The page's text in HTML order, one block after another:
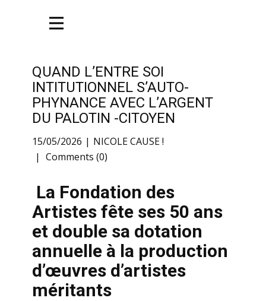
QUAND L’ENTRE SOI
INTITUTIONNEL S’AUTO-
PHYNANCE AVEC L’ARGENT
DU PALOTIN -CITOYEN
15/05/2026
NICOLE CAUSE !
Comments (0)
La Fondation des
Artistes fête ses 50 ans
et double sa dotation
annuelle à la production
d’œuvres d’artistes
méritants